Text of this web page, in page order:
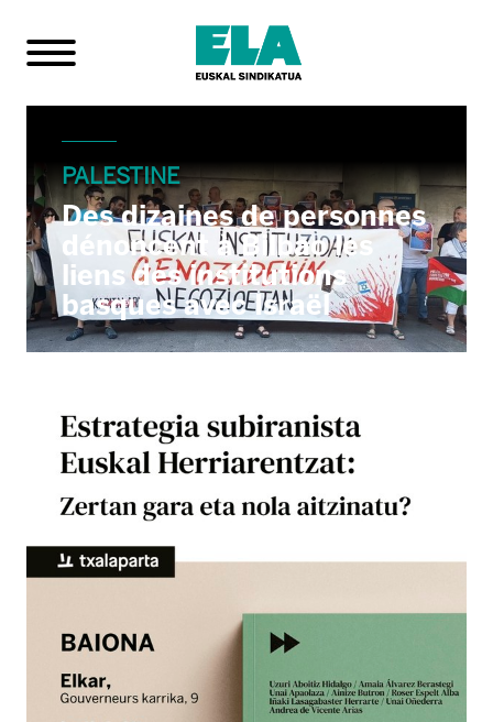
PALESTINE
Des dizaines de personnes
dénoncent à Bilbao les
liens des institutions
basques avec Israël